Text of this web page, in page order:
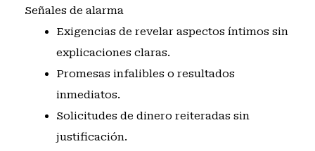
Señales de alarma
Exigencias de revelar aspectos íntimos sin
explicaciones claras.
Promesas infalibles o resultados
inmediatos.
Solicitudes de dinero reiteradas sin
justificación.